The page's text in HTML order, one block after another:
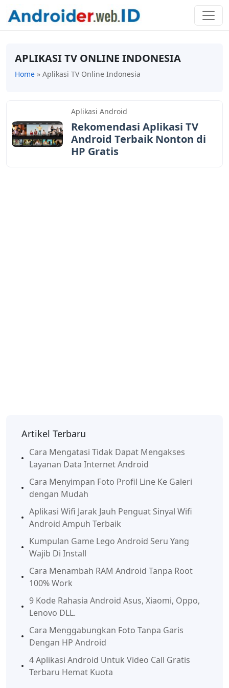
APLIKASI TV ONLINE INDONESIA
Home » Aplikasi TV Online Indonesia
Aplikasi Android
Rekomendasi Aplikasi TV
Android Terbaik Nonton di
HP Gratis
Artikel Terbaru
Cara Mengatasi Tidak Dapat Mengakses
Layanan Data Internet Android
Cara Menyimpan Foto Profil Line Ke Galeri
dengan Mudah
Aplikasi Wifi Jarak Jauh Penguat Sinyal Wifi
Android Ampuh Terbaik
Kumpulan Game Lego Android Seru Yang
Wajib Di Install
Cara Menambah RAM Android Tanpa Root
100% Work
9 Kode Rahasia Android Asus, Xiaomi, Oppo,
Lenovo DLL.
Cara Menggabungkan Foto Tanpa Garis
Dengan HP Android
4 Aplikasi Android Untuk Video Call Gratis
Terbaru Hemat Kuota